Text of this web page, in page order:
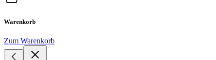
Warenkorb
Zum Warenkorb